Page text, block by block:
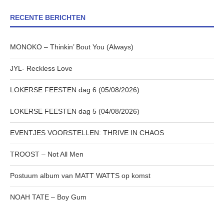
RECENTE BERICHTEN
MONOKO – Thinkin’ Bout You (Always)
JYL- Reckless Love
LOKERSE FEESTEN dag 6 (05/08/2026)
LOKERSE FEESTEN dag 5 (04/08/2026)
EVENTJES VOORSTELLEN: THRIVE IN CHAOS
TROOST – Not All Men
Postuum album van MATT WATTS op komst
NOAH TATE – Boy Gum